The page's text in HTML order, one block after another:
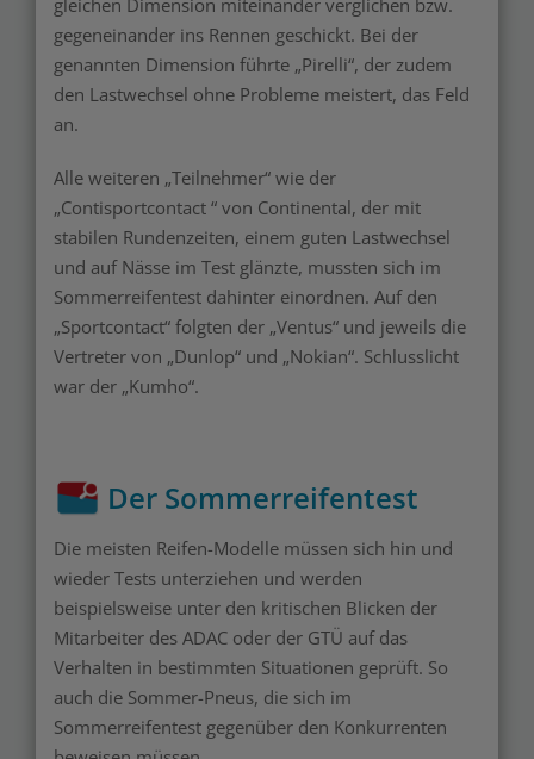
gleichen Dimension miteinander verglichen bzw.
gegeneinander ins Rennen geschickt. Bei der
genannten Dimension führte „Pirelli“, der zudem
den Lastwechsel ohne Probleme meistert, das Feld
an.
Alle weiteren „Teilnehmer“ wie der
„Contisportcontact “ von Continental, der mit
stabilen Rundenzeiten, einem guten Lastwechsel
und auf Nässe im Test glänzte, mussten sich im
Sommerreifentest dahinter einordnen. Auf den
„Sportcontact“ folgten der „Ventus“ und jeweils die
Vertreter von „Dunlop“ und „Nokian“. Schlusslicht
war der „Kumho“.
Der Sommerreifentest
Die meisten Reifen-Modelle müssen sich hin und
wieder Tests unterziehen und werden
beispielsweise unter den kritischen Blicken der
Mitarbeiter des ADAC oder der GTÜ auf das
Verhalten in bestimmten Situationen geprüft. So
auch die Sommer-Pneus, die sich im
Sommerreifentest gegenüber den Konkurrenten